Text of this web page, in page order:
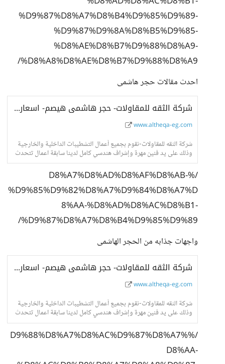
%D9%87%D8%A7%D8%B4%D9%85%D9%89-
%D9%87%D9%8A%D8%B5%D9%85-
%D8%AE%D8%B7%D9%88%D8%A9-
%D8%A8%D8%AE%D8%B7%D9%88%D8%A9/
احدث مقالات حجر هاشمى
شركة الثقه للمقاولات- حجر هاشمى هيصم- اسعار حجر هاشمى- واجهات حجر هاشمى
www.altheqa-eg.com
شركة الثقه للمقاولات-نقوم بجميع أعمال التشطيبات الداخلية والخارجية
وذلك على يد فنين مهرة وإشراف هندسي كامل لدينا سابقة اعمال تتحدث
عنا فى جميع انحاء الجمهور
/%D8%A7%D8%AD%D8%AF%D8%AB-
%D9%85%D9%82%D8%A7%D9%84%D8%A7%D
8%AA-%D8%AD%D8%AC%D8%B1-
%D9%87%D8%A7%D8%B4%D9%85%D9%89/
واجهات جذابه من الحجر الهاشمى
شركة الثقه للمقاولات- حجر هاشمى هيصم- اسعار حجر هاشمى- واجهات حجر هاشمى
www.altheqa-eg.com
شركة الثقه للمقاولات-نقوم بجميع أعمال التشطيبات الداخلية والخارجية
وذلك على يد فنين مهرة وإشراف هندسي كامل لدينا سابقة اعمال تتحدث
عنا فى جميع انحاء الجمهور
/%D9%88%D8%A7%D8%AC%D9%87%D8%A7%
D8%AA-